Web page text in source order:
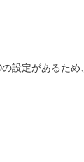
設定があるた